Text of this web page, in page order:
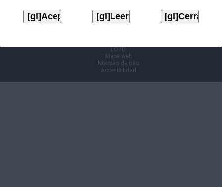
LOPD
Mapa web
Normas de uso
Accesibilidad